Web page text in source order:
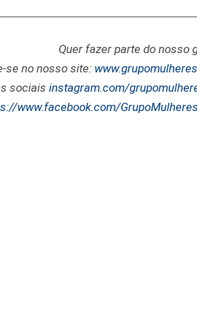
Quer fazer parte do nosso
se no nosso site:
sociais instagram.com/
www.facebook.com/